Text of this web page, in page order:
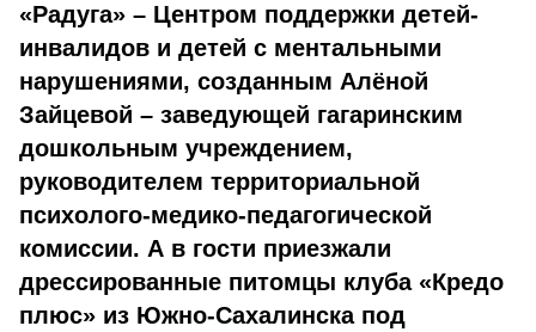
«Радуга» – Центром поддержки детей-
инвалидов и детей с ментальными
нарушениями, созданным Алёной
Зайцевой – заведующей гагаринским
дошкольным учреждением,
руководителем территориальной
психолого-медико-педагогической
комиссии. А в гости приезжали
дрессированные питомцы клуба «Кредо
плюс» из Южно-Сахалинска под